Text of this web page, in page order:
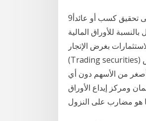
9‏‏/4‏‏/1433 بعد الهجرة وتعتبر هذه الأوراق المالية من الاستثمارات التي تهدف إلى تحقيق كسب أو عائدأ
للأوراق المالية
بغرض الإتجار
(Trading securities) ھي استثمارات في أوراق مالیة بغرض بیعھا؛ لتحقيق ربح قصیر الأجل (لغرض
أصغر من الأسهم دون أي
ومركز إيداع الأوراق